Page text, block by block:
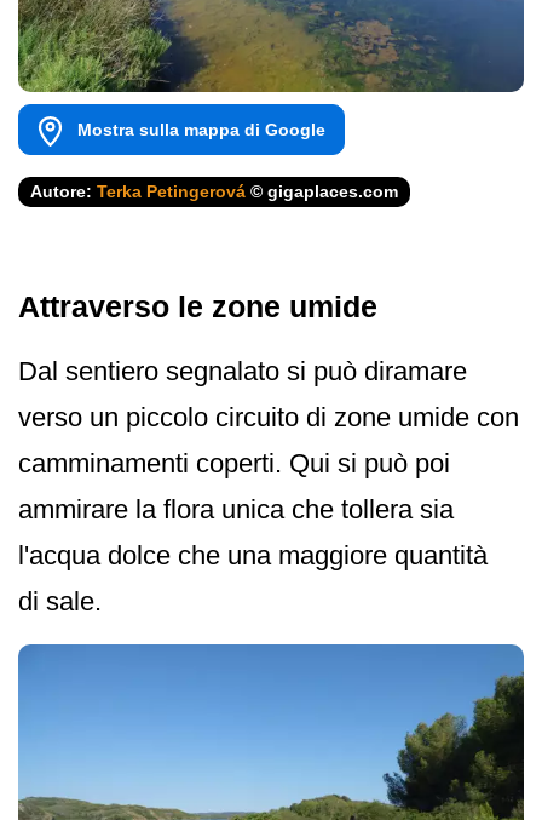
Mostra sulla mappa di Google
Autore: Terka Petingerová © gigaplaces.com
Attraverso le zone umide
Dal sentiero segnalato si può diramare
verso un piccolo circuito di zone umide con
camminamenti coperti. Qui si può poi
ammirare la flora unica che tollera sia
l'acqua dolce che una maggiore quantità
di sale.